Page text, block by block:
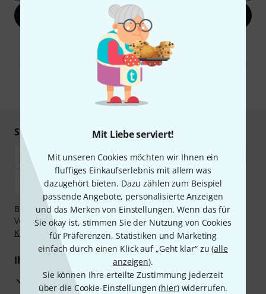
Mit Liebe serviert!
Mit unseren Cookies möchten wir Ihnen ein
fluffiges Einkaufserlebnis mit allem was
dazugehört bieten. Dazu zählen zum Beispiel
passende Angebote, personalisierte Anzeigen
und das Merken von Einstellungen. Wenn das für
Sie okay ist, stimmen Sie der Nutzung von Cookies
für Präferenzen, Statistiken und Marketing
einfach durch einen Klick auf „Geht klar“ zu (alle
anzeigen).
Sie können Ihre erteilte Zustimmung jederzeit
über die Cookie-Einstellungen (hier) widerrufen.
Jetzt anmelden
Mit Klick auf „Jetzt anmelden“ stimmen Sie dem Erhalt von E-Mail-
Werbung und einer Messung des E-Mail-Nutzungsverhaltens zu. Die
Abmeldung ist jederzeit möglich. Weitere Informationen finden Sie in
Datenschutzhinweisen
* Pflichtfeld
Sicher einkaufen & bezahlen
Bezahlen Sie vertraulich und sicher per Nachnahme,
Vorkasse, PayPal, Amazon Pay,Klarna Sofort bezahlen,
Klarna Ratenzahlungoder Kreditkarte.
Ihre Vorteile
3 Jahre Thomann Garantie